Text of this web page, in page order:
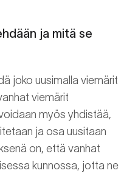
ja mitä se
joko uusimalla viemärit
viemärit
myös yhdistää,
ja osa uusitaan
on, että vanhat
kunnossa, jotta ne